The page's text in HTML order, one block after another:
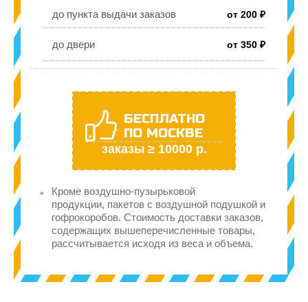
до пункта выдачи заказов от 200 ₽
до двери от 350 ₽
БЕСПЛАТНО
ПО МОСКВЕ
заказы ≥ 10000 р.
Кроме воздушно-пузырьковой
продукции, пакетов с воздушной подушкой и
гофрокоробов. Стоимость доставки заказов,
содержащих вышеперечисленные товары,
рассчитывается исходя из веса и объема.